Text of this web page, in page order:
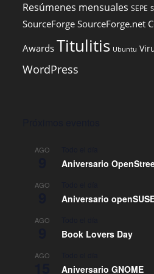
Resúmenes mensuales SEPE
SourceForge SourceForge.net
Awards Titulitis Ubuntu
WordPress
AGO
Aniversario
AGO
Aniversario
AGO
Book Lovers Day
AGO
Aniversario GNOME